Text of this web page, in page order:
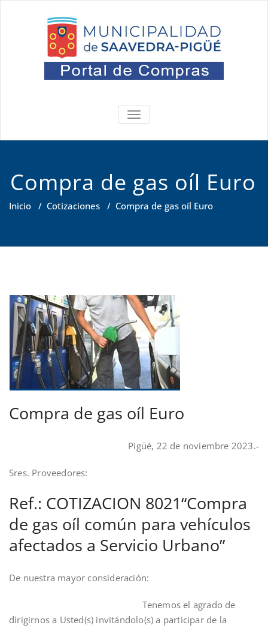
Portal
Oficina de Compras
ALTERNAR
NAVEGACIÓN
Compra de gas oíl Euro
Inicio / Cotizaciones / Compra de gas oíl Euro
Compra de gas oíl Euro
Pigüé, 22 de noviembre 2023.-
Sres. Proveedores:
Ref.: COTIZACION 8021“Compra
de gas oíl común para vehículos
afectados a Servicio Urbano”
De nuestra mayor consideración:
Tenemos el agrado de
dirigirnos a Usted(s) invitándolo(s) a participar de la